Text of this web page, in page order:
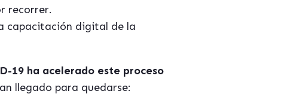
recorrer.
capacitación digital de la
19 ha acelerado este proceso
llegado para quedarse: